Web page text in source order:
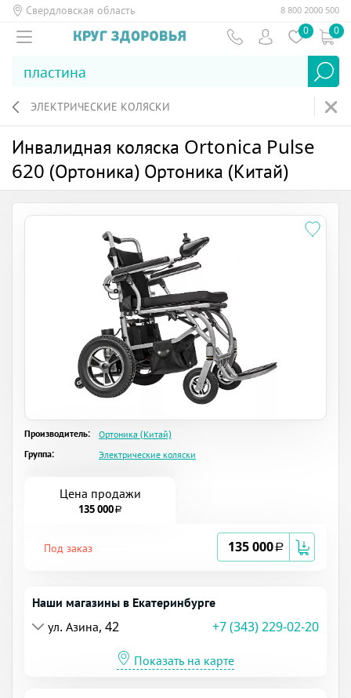
Свердловская область 8 800 2000 500
0 0
ЭЛЕКТРИЧЕСКИЕ КОЛЯСКИ
Инвалидная коляска Ortonica Pulse
620 (Ортоника) Ортоника (Китай)
Производитель:
Ортоника (Китай)
Группа:
Электрические коляски
Цена продажи
135 000a
Под заказ 135 000a
Наши магазины в Екатеринбурге
ул. Азина, 42
+7 (343) 229-02-20
Показать на карте